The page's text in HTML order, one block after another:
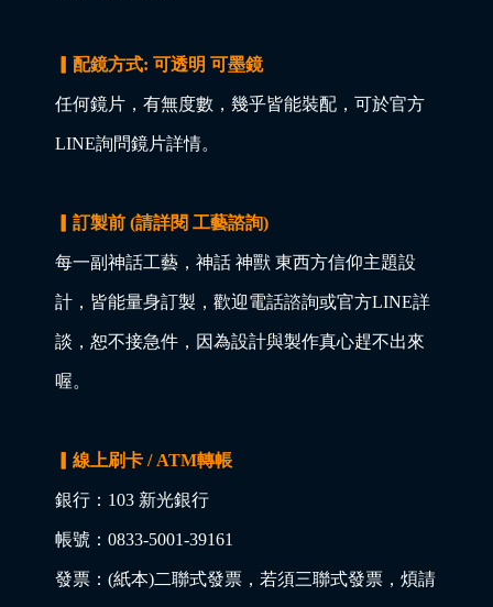
▎配鏡方式: 可透明 可墨鏡
任何鏡片，有無度數，幾乎皆能裝配，可於官方
LINE詢問鏡片詳情。
▎訂製前 (請詳閱 工藝諮詢)
每一副神話工藝，神話 神獸 東西方信仰主題設
計，皆能量身訂製，歡迎電話諮詢或官方LINE詳
談，恕不接急件，因為設計與製作真心趕不出來
喔。
▎線上刷卡 / ATM轉帳
銀行：103 新光銀行
帳號：0833-5001-39161
發票：(紙本)二聯式發票，若須三聯式發票，煩請